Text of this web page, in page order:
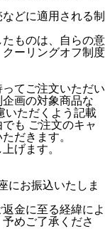
どに適用される制
ものは、自らの意
ーリングオフ制度
てご注文いただい
画の対象商品な
いただくよう記載
も ご注文のキャ
だきます。
げます。
にお振込いたしま
金に至る経緯によ
めご了承くださ